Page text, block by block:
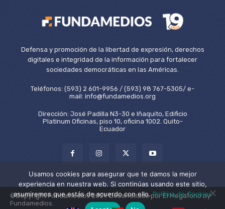
Defensa y promoción de la libertad de expresión, derechos
digitales e integridad de la información para fortalecer
sociedades democráticas en las Américas.
Teléfonos: (593) 2 601-9956 / (593) 98 767-5305/ e-
mail: info@fundamedios.org
Dirección: José Padilla N3-30 e Iñaquito, Edificio
Platinum Oficinas, piso 10, oficina 1002. Quito-
Ecuador
©Copyright Fundamedios 2021. Desarrollado por El Megáfono by
Fundamedios.
Usamos cookies para asegurar que te damos la mejor
experiencia en nuestra web. Si continúas usando este sitio,
asumiremos que estás de acuerdo con ello.Política de Cookies